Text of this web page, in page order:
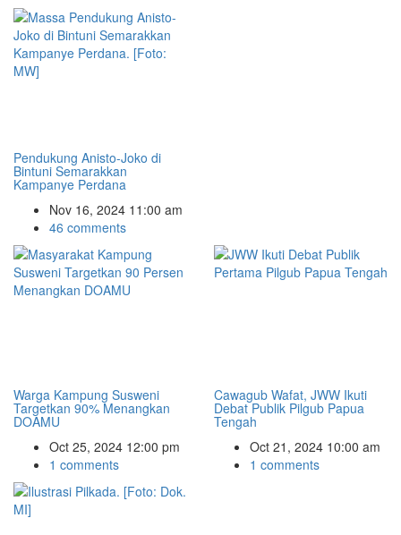
Pendukung Anisto-Joko di
Bintuni Semarakkan
Kampanye Perdana
Nov 16, 2024 11:00 am
46 comments
Warga Kampung Susweni
Targetkan 90% Menangkan
DOAMU
Oct 25, 2024 12:00 pm
1 comments
Cawagub Wafat, JWW Ikuti
Debat Publik Pilgub Papua
Tengah
Oct 21, 2024 10:00 am
1 comments